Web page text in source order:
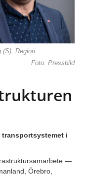
(S), Region
Foto: Pressbild
transportsystemet i
—
Örebro,